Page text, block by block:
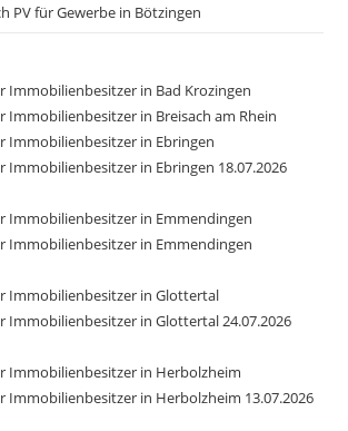
PV für Gewerbe in Bötzingen
Immobilienbesitzer in Bad Krozingen
Immobilienbesitzer in Breisach am Rhein
Immobilienbesitzer in Ebringen
Immobilienbesitzer in Ebringen 18.07.2026
Immobilienbesitzer in Emmendingen
Immobilienbesitzer in Emmendingen
Immobilienbesitzer in Glottertal
Immobilienbesitzer in Glottertal 24.07.2026
Immobilienbesitzer in Herbolzheim
Immobilienbesitzer in Herbolzheim 13.07.2026